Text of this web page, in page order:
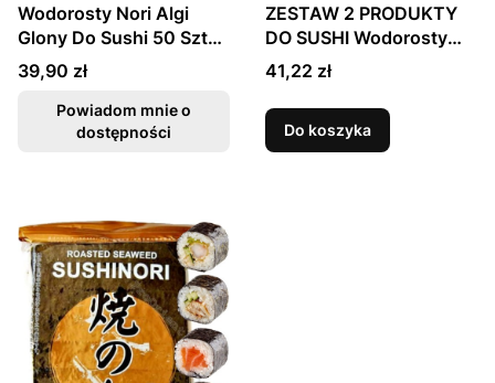
Wodorosty Nori Algi
Glony Do Sushi 50 Sztuk
SILVER OCEANS KAISER
Cena
39,90 zł
Powiadom mnie o
dostępności
ZESTAW 2 PRODUKTY
DO SUSHI Wodorosty
Glony Algi Yaki Nori
GOLD 50 Sztuk + Ryż
Nakato 1kg ASIA
KITCHEN
Cena
41,22 zł
Do koszyka